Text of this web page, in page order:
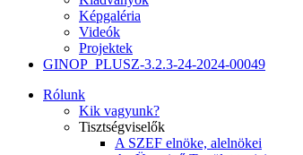
Képgaléria
Videók
Projektek
GINOP_PLUSZ-3.2.3-24-2024-00049
Rólunk
Kik vagyunk?
Tisztségviselők
A SZEF elnöke, alelnökei